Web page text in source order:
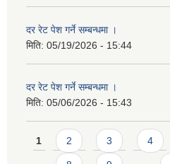
दर रेट पेश गर्ने सम्बन्धमा ।
मिति: 05/19/2026 - 15:44
दर रेट पेश गर्ने सम्बन्धमा ।
मिति: 05/06/2026 - 15:43
Pages
1 2 3 4